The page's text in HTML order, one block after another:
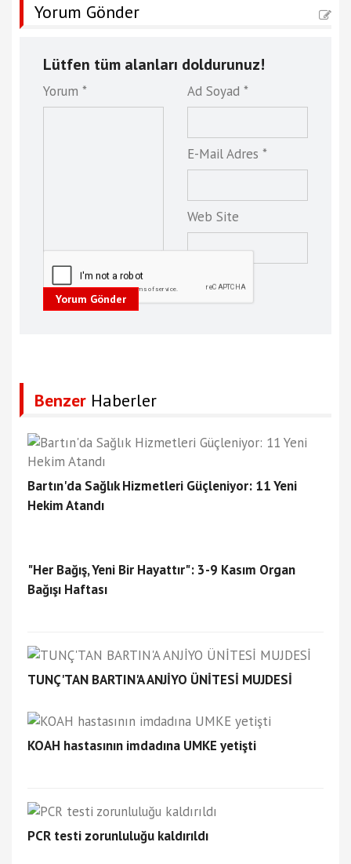
Yorum Gönder
Lütfen tüm alanları doldurunuz!
Yorum * Ad Soyad *
E-Mail Adres *
Web Site
Yorum Gönder
Benzer Haberler
Bartın'da Sağlık Hizmetleri Güçleniyor: 11 Yeni
Hekim Atandı
"Her Bağış, Yeni Bir Hayattır": 3-9 Kasım Organ
Bağışı Haftası
TUNÇ'TAN BARTIN'A ANJİYO ÜNİTESİ MUJDESİ
KOAH hastasının imdadına UMKE yetişti
PCR testi zorunluluğu kaldırıldı